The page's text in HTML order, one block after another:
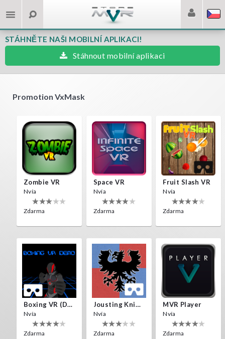
STÁHNĚTE NAŠI MOBILNÍ APLIKACI!
Stáhnout mobilní aplikaci
Promotion VxMask
Zombie VR
Nvía
Zdarma
Space VR
Nvía
Zdarma
Fruit Slash VR
Nvía
Zdarma
Boxing VR (Demo)
Nvía
Zdarma
Jousting Knights VR
Nvía
Zdarma
MVR Player
Nvía
Zdarma